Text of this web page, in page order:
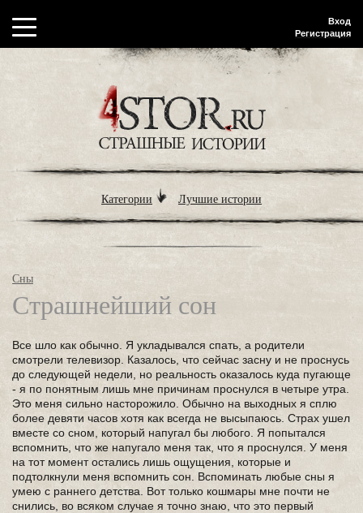
Вход
Регистрация
Категории Лучшие истории
Сны
Страшнейший сон
Все шло как обычно. Я укладывался спать, а родители
смотрели телевизор. Казалось, что сейчас засну и не проснусь
до следующей недели, но реальность оказалось куда пугающе
- я по понятным лишь мне причинам проснулся в четыре утра.
Это меня сильно насторожило. Обычно на выходных я сплю
более девяти часов хотя как всегда не высыпаюсь. Страх ушел
вместе со сном, который напугал бы любого. Я попытался
вспомнить, что же напугало меня так, что я проснулся. У меня
на тот момент остались лишь ощущения, которые и
подтолкнули меня вспомнить сон. Вспоминать любые сны я
умею с раннего детства. Вот только кошмары мне почти не
снились, во всяком случае я точно знаю, что это первый